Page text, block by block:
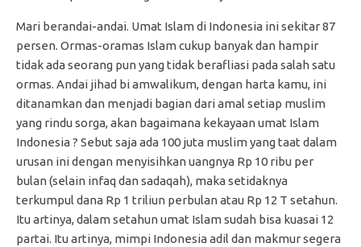
Mari berandai-andai. Umat Islam di Indonesia ini sekitar 87
persen. Ormas-oramas Islam cukup banyak dan hampir
tidak ada seorang pun yang tidak berafliasi pada salah satu
ormas. Andai jihad bi amwalikum, dengan harta kamu, ini
ditanamkan dan menjadi bagian dari amal setiap muslim
yang rindu sorga, akan bagaimana kekayaan umat Islam
Indonesia ? Sebut saja ada 100 juta muslim yang taat dalam
urusan ini dengan menyisihkan uangnya Rp 10 ribu per
bulan (selain infaq dan sadaqah), maka setidaknya
terkumpul dana Rp 1 triliun perbulan atau Rp 12 T setahun.
Itu artinya, dalam setahun umat Islam sudah bisa kuasai 12
partai. Itu artinya, mimpi Indonesia adil dan makmur segera